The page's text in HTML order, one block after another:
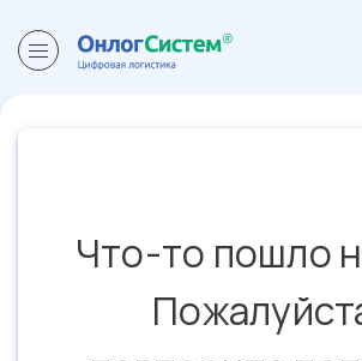
Что-то пошло